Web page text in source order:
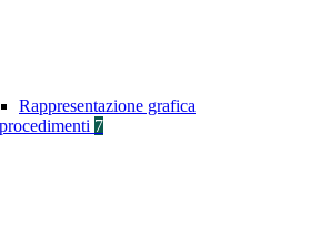
Rappresentazione grafica
7